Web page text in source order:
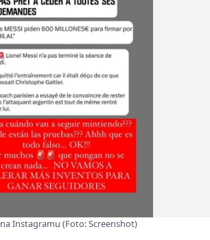
Instagramu (Foto: Screenshot)